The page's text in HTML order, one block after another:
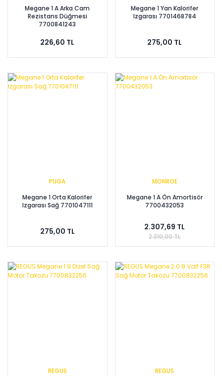
Megane 1 A Arka Cam
Rezistans Düğmesi
7700841243
226,60 TL
Megane 1 Yan Kalorifer
Izgarası 7701468784
275,00 TL
PUGA
Megane 1 Orta Kalorifer
Izgarası Sağ 7701047111
275,00 TL
MONROE
Megane 1 A Ön Amortisör
7700432053
2.307,69 TL
2.310,00 TL
REGUS
REGUS